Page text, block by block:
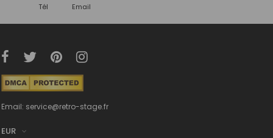
Tél Email
Email: service@retro-stage.fr
EUR